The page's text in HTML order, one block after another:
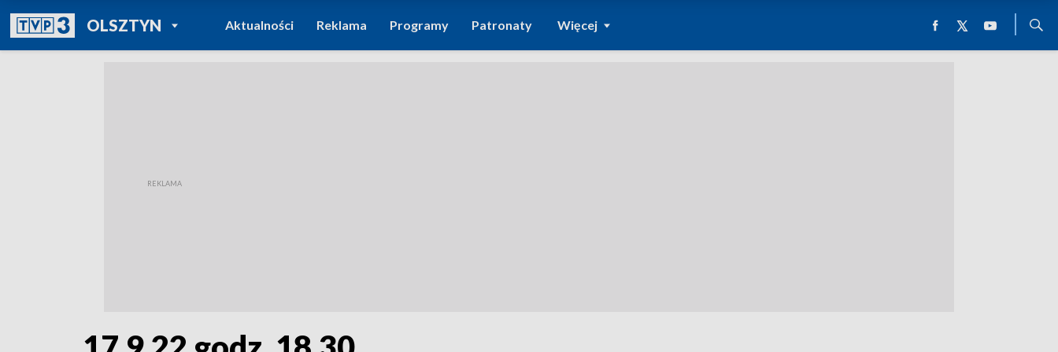
OLSZTYNPOWRÓT DO
TVP REGIONY
Aktualności Reklama Programy Patronaty Więcej